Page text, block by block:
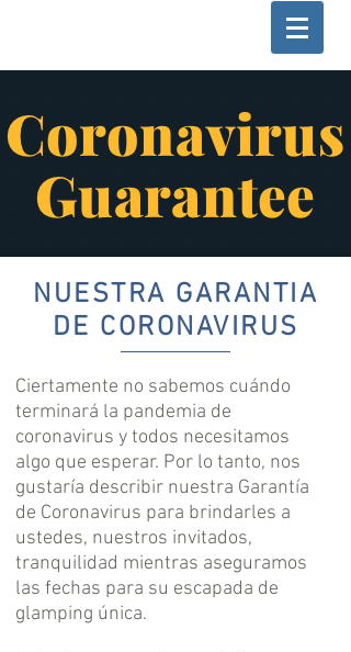
NUESTRA GARANTIA
DE CORONAVIRUS
Ciertamente no sabemos cuándo
terminará la pandemia de
coronavirus y todos necesitamos
algo que esperar. Por lo tanto, nos
gustaría describir nuestra Garantía
de Coronavirus para brindarles a
ustedes, nuestros invitados,
tranquilidad mientras aseguramos
las fechas para su escapada de
glamping única.